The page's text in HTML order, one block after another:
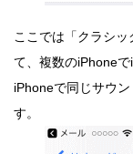
ここでは「クラシ
て、複数のiPhone
iPhoneで同じサウ
す。